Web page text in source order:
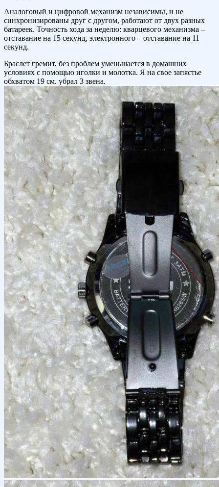
Аналоговый и цифровой механизм независимы, и не
синхронизированы друг с другом, работают от двух разных
батареек. Точность хода за неделю: кварцевого механизма –
отставание на 15 секунд, электронного – отставание на 11
секунд.
Браслет гремит, без проблем уменьшается в домашних
условиях с помощью иголки и молотка. Я на свое запястье
обхватом 19 см. убрал 3 звена.